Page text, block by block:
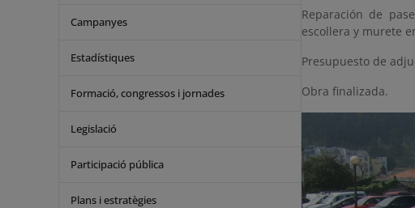
Campanyes
Estadístiques
Formació, congressos i jornades
Legislació
Participació pública
Plans i estratègies
Reparación de
escollera y murete
Presupuesto de
Obra finalizada.